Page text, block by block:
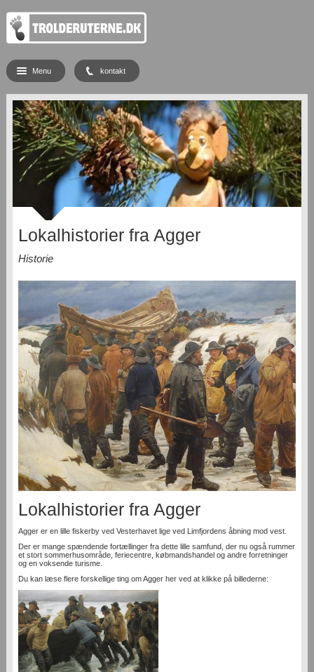
Lokalhistorier fra Agger
Historie
Lokalhistorier fra Agger
Agger er en lille fiskerby ved Vesterhavet lige ved Limfjordens åbning mod vest.
Der er mange spændende fortællinger fra dette lille samfund, der nu også rummer
et stort sommerhusområde, feriecentre, købmandshandel og andre forretninger
og en voksende turisme.
Du kan læse flere forskellige ting om Agger her ved at klikke på billederne:
Menu kontakt